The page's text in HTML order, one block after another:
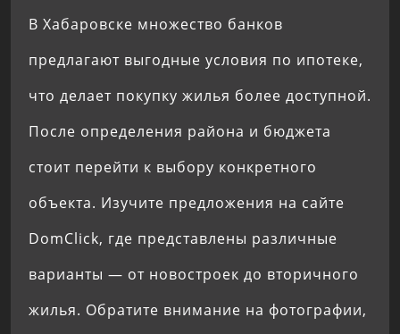
В Хабаровске множество банков
предлагают выгодные условия по ипотеке,
что делает покупку жилья более доступной.
После определения района и бюджета
стоит перейти к выбору конкретного
объекта. Изучите предложения на сайте
DomClick, где представлены различные
варианты — от новостроек до вторичного
жилья. Обратите внимание на фотографии,